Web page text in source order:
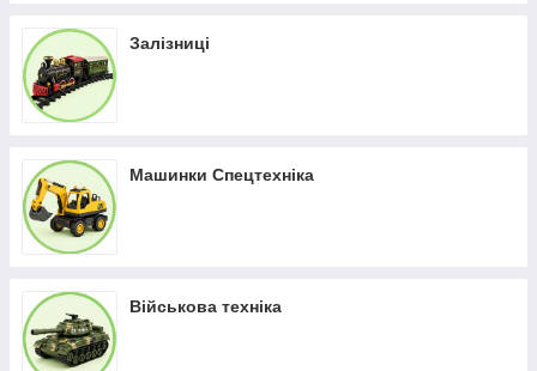
Залізниці
Машинки Спецтехніка
Військова техніка